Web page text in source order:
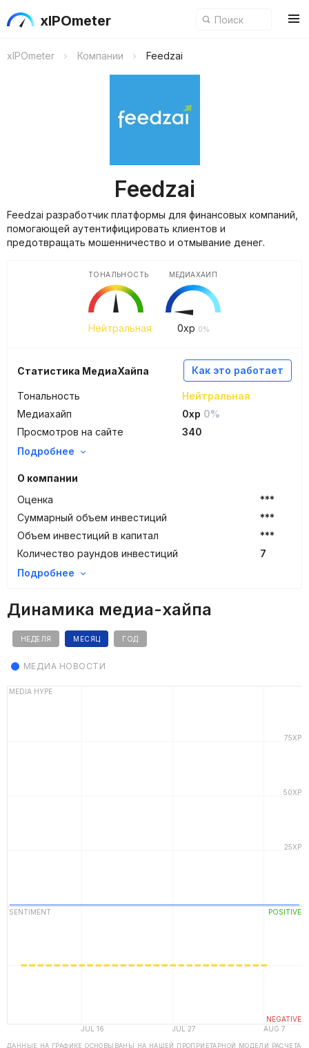
xIPOmeter
xIPOmeter Компании Feedzai
Feedzai
Feedzai разработчик платформы для финансовых компаний,
помогающей аутентифицировать клиентов и
предотвращать мошенничество и отмывание денег.
Нейтральная
ТОНАЛЬНОСТЬ
0xp 0%
МЕДИАХАЙП
Как это работает
Статистика МедиаХайпа
Тональность
Нейтральная
Медиахайп
0xp 0%
Просмотров на сайте
340
Подробнее
О компании
Оценка
***
Суммарный объем инвестиций
***
Объем инвестиций в капитал
***
Количество раундов инвестиций
7
Подробнее
Динамика медиа-хайпа
НЕДЕЛЯ МЕСЯЦ ГОД
МЕДИА НОВОСТИ
ДАННЫЕ НА ГРАФИКЕ ОСНОВЫВАНЫ НА НАШЕЙ ПРОПРИЕТАРНОЙ МОДЕЛИ РАСЧЕТА